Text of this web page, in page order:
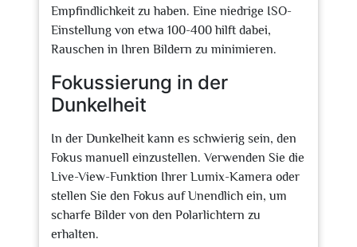
Empfindlichkeit zu haben. Eine niedrige ISO-
Einstellung von etwa 100-400 hilft dabei,
Rauschen in Ihren Bildern zu minimieren.
Fokussierung in der
Dunkelheit
In der Dunkelheit kann es schwierig sein, den
Fokus manuell einzustellen. Verwenden Sie die
Live-View-Funktion Ihrer Lumix-Kamera oder
stellen Sie den Fokus auf Unendlich ein, um
scharfe Bilder von den Polarlichtern zu
erhalten.